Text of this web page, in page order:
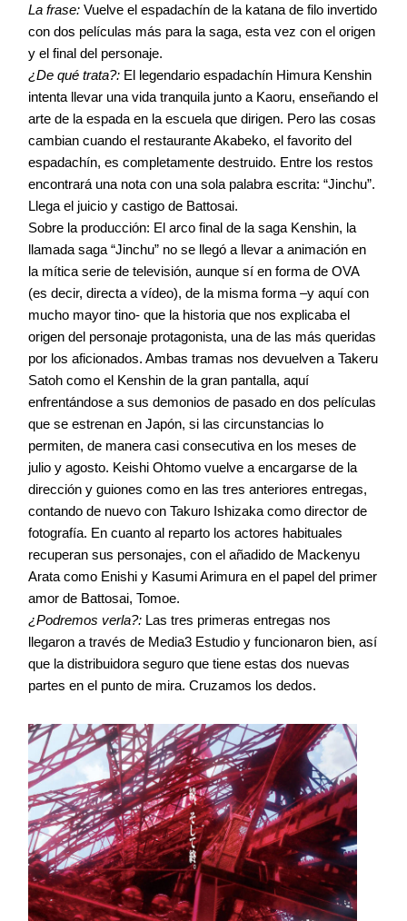
La frase: Vuelve el espadachín de la katana de filo invertido
con dos películas más para la saga, esta vez con el origen
y el final del personaje.
¿De qué trata?: El legendario espadachín Himura Kenshin
intenta llevar una vida tranquila junto a Kaoru, enseñando el
arte de la espada en la escuela que dirigen. Pero las cosas
cambian cuando el restaurante Akabeko, el favorito del
espadachín, es completamente destruido. Entre los restos
encontrará una nota con una sola palabra escrita: “Jinchu”.
Llega el juicio y castigo de Battosai.
Sobre la producción: El arco final de la saga Kenshin, la
llamada saga “Jinchu” no se llegó a llevar a animación en
la mítica serie de televisión, aunque sí en forma de OVA
(es decir, directa a vídeo), de la misma forma –y aquí con
mucho mayor tino- que la historia que nos explicaba el
origen del personaje protagonista, una de las más queridas
por los aficionados. Ambas tramas nos devuelven a Takeru
Satoh como el Kenshin de la gran pantalla, aquí
enfrentándose a sus demonios de pasado en dos películas
que se estrenan en Japón, si las circunstancias lo
permiten, de manera casi consecutiva en los meses de
julio y agosto. Keishi Ohtomo vuelve a encargarse de la
dirección y guiones como en las tres anteriores entregas,
contando de nuevo con Takuro Ishizaka como director de
fotografía. En cuanto al reparto los actores habituales
recuperan sus personajes, con el añadido de Mackenyu
Arata como Enishi y Kasumi Arimura en el papel del primer
amor de Battosai, Tomoe.
¿Podremos verla?: Las tres primeras entregas nos
llegaron a través de Media3 Estudio y funcionaron bien, así
que la distribuidora seguro que tiene estas dos nuevas
partes en el punto de mira. Cruzamos los dedos.